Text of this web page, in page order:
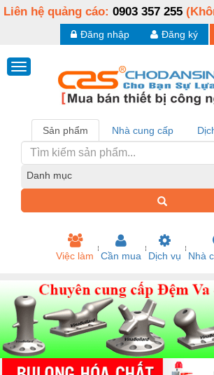
Liên hệ quảng cáo: 0903 357 255
Đăng ký
Đăng nhập
Sản phẩm Nhà cung cấp
Danh mục
Việc làm Cần mua Dịch vụ Nhà